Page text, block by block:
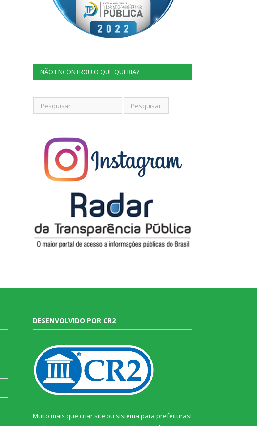
NÃO ENCONTROU O QUE QUERIA?
DESENVOLVIDO POR CR2
Muito mais que criar site ou sistema para prefeituras!